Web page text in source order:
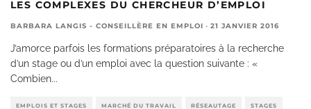
LES COMPLEXES DU CHERCHEUR D’EMPLOI
BARBARA LANGIS - CONSEILLÈRE EN EMPLOI · 21 JANVIER 2016
J’amorce parfois les formations préparatoires à la recherche
d’un stage ou d’un emploi avec la question suivante : «
Combien...
EMPLOIS ET STAGES MARCHÉ DU TRAVAIL RÉSEAUTAGE STAGES